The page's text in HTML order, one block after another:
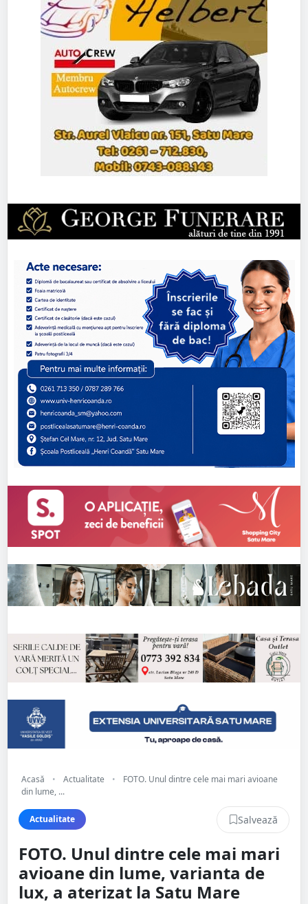
Acasă • Actualitate •
FOTO. Unul dintre cele mai mari avioane
din lume, ...
Actualitate Salvează
FOTO. Unul dintre cele mai mari
avioane din lume, varianta de
lux, a aterizat la Satu Mare